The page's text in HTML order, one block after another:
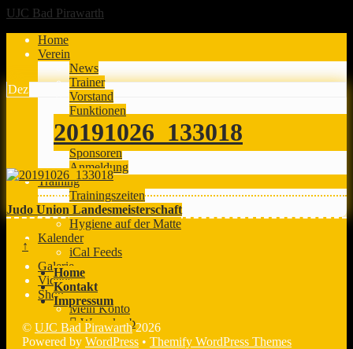
UJC Bad Pirawarth
Home
Verein
News
Trainer
Vorstand
Funktionen
Chronik
Dokumente
Sponsoren
Anmeldung
Training
Trainingszeiten
Mitgliedsbeiträge
Hygiene auf der Matte
Kalender
iCal Feeds
Galerie
Videos
Shop
Mein Konto
Warenkorb
Dez
20191026_133018
Judo Union Landesmeisterschaft
↑
Home
Kontakt
Impressum
© UJC Bad Pirawarth2026
Powered by WordPress • Themify WordPress Themes